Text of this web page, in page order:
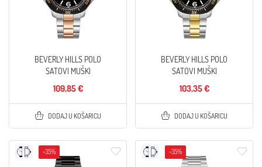
BEVERLY HILLS POLO
SATOVI MUŠKI
109,85 €
DODAJ U KOŠARICU
BEVERLY HILLS POLO
SATOVI MUŠKI
103,35 €
DODAJ U KOŠARICU
-35% -35%